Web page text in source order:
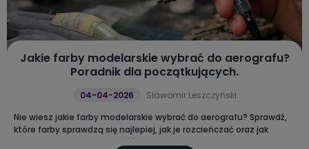
Jakie farby modelarskie wybrać do aerografu?
Poradnik dla początkujących.
04-04-2026
Sławomir Leszczyński
Nie wiesz jakie farby modelarskie wybrać do aerografu? Sprawdź,
które farby sprawdzą się najlepiej, jak je rozcieńczać oraz jak
uniknąć najczęstszych błędów podczas malowania modeli.